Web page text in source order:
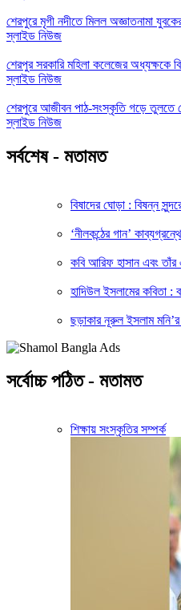
শেরপুরে মৃগী নদীতে মিলল অজ্ঞাতনামা
স্লাইড নিউজ
শেরপুর সরকারি মহিলা কলেজের অধ্যক্ষকে
স্লাইড নিউজ
শেরপুরে আজীবন পাঠ-সংস্কৃতি গড়ে
স্লাইড নিউজ
সর্বশেষ - মতামত
বিষাদের ঘোড়া : বিষন্ন
‘নীলকন্ঠের গান’
কবি আরিফ হাসান এবং
হাদিউল ইসলামের কবিতা :
ছড়াকার নূরুল ইসলাম
সর্বোচ্চ পঠিত - মতামত
শিক্ষায় সংস্কৃতির সম্পর্ক